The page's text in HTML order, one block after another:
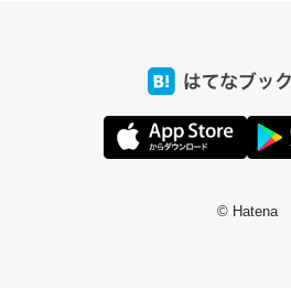
ウチもEchoを実家に置いて４年。
ちぼちRingも置こうかと画策中。
© Hatena